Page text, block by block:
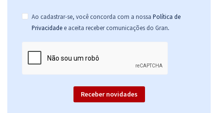
Ao cadastrar-se, você concorda com a nossa Política de
Privacidade e aceita receber comunicações do Gran.
Receber novidades